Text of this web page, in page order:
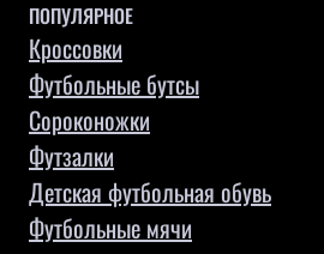
ПОПУЛЯРНОЕ
Кроссовки
Футбольные бутсы
Сороконожки
Футзалки
Детская футбольная обувь
Футбольные мячи